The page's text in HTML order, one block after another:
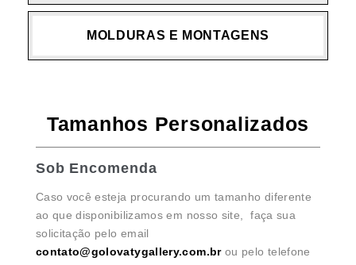
MOLDURAS E MONTAGENS
Tamanhos Personalizados
Sob Encomenda
Caso você esteja procurando um tamanho diferente
ao que disponibilizamos em nosso site, faça sua
solicitação pelo email
contato@golovatygallery.com.brou pelo telefone